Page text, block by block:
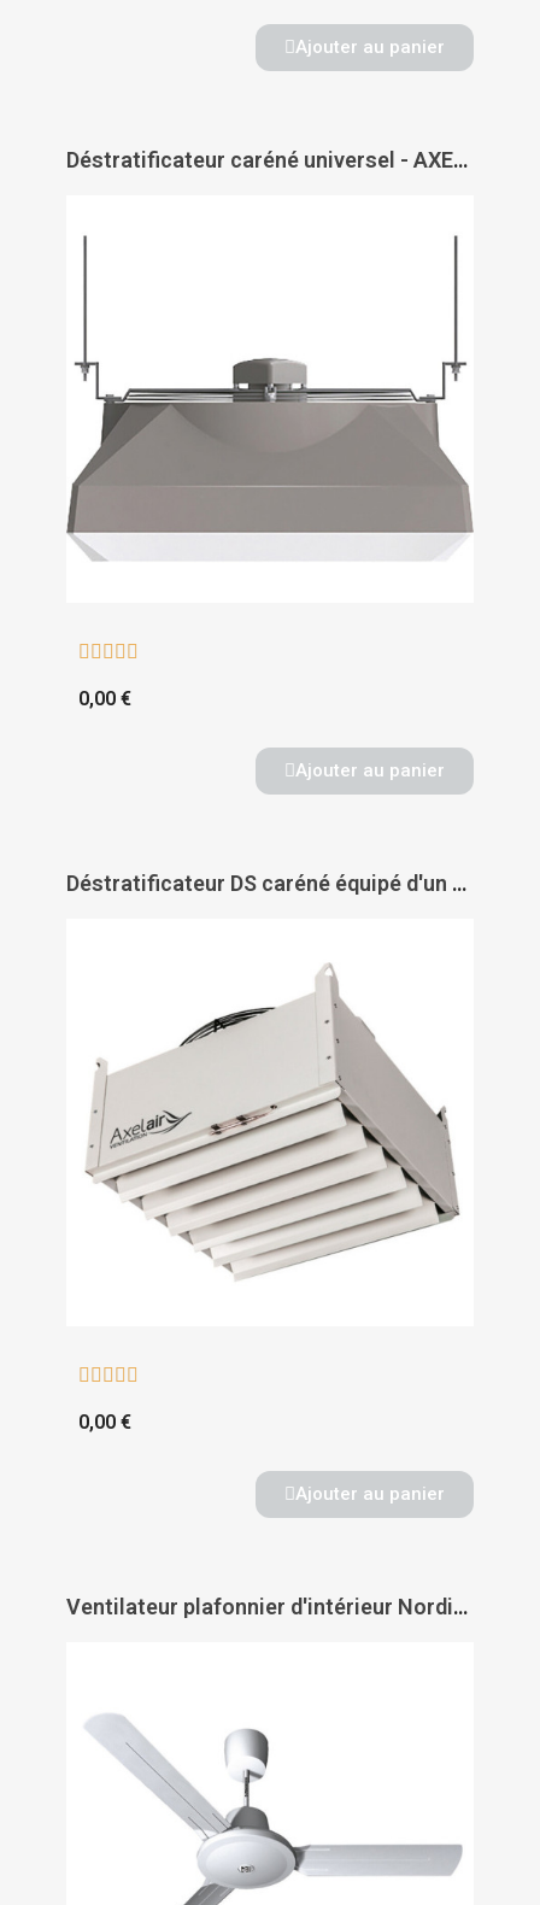
Ajouter au panier
Déstratificateur caréné universel - AXELAIR
    
0,00 €
Ajouter au panier
Déstratificateur DS caréné équipé d'un thermostat - AXELAIR
    
0,00 €
Ajouter au panier
Ventilateur plafonnier d'intérieur Nordik Evolution - AXELAIR